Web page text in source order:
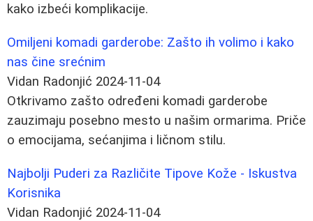
kako izbeći komplikacije.
Omiljeni komadi garderobe: Zašto ih volimo i kako
nas čine srećnim
Vidan Radonjić 2024-11-04
Otkrivamo zašto određeni komadi garderobe
zauzimaju posebno mesto u našim ormarima. Priče
o emocijama, sećanjima i ličnom stilu.
Najbolji Puderi za Različite Tipove Kože - Iskustva
Korisnika
Vidan Radonjić 2024-11-04